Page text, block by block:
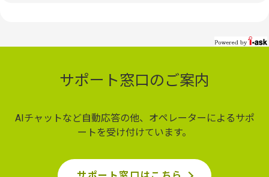
サポート窓口のご案内
AIチャットなど自動応答の他、オペレーターによるサポ
ートを受け付けています。